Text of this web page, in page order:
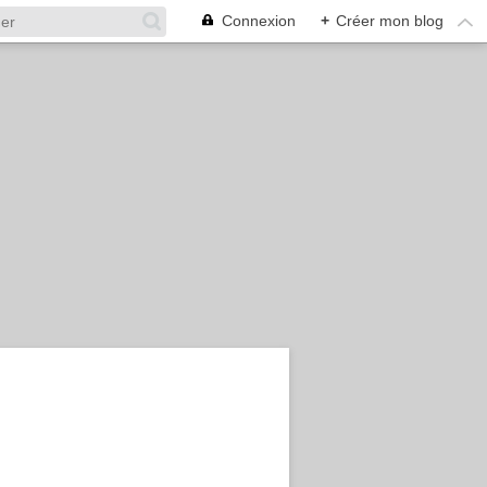
Connexion + Créer mon blog